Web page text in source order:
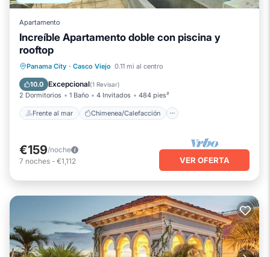
Apartamento
Increíble Apartamento doble con piscina y
rooftop
Panama City · Casco Viejo 0.11 mi al centro
10.0 Excepcional(1 Revisar)
2 Dormitorios 1 Baño 4 Invitados 484 pies²
Frente al mar Chimenea/Calefacción
Frente al mar
Chimenea/Calefacción
Piscina
Vista al mar
€159/noche
7 noches - €1,112 VER OFERTA